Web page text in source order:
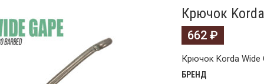
Крючок
662 ₽
Крючок Korda Wide
БРЕНД